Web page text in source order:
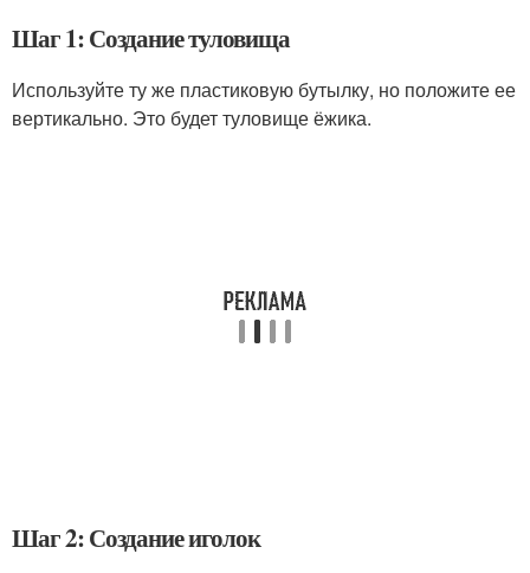
Шаг 1: Создание туловища
Используйте ту же пластиковую бутылку, но положите ее
вертикально. Это будет туловище ёжика.
Шаг 2: Создание иголок